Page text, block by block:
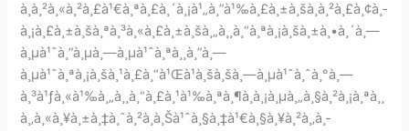
à¸­à¸²à¸«à¸²à¸£à¹€à¸ªà¸£à¸´à¸¡à¹„à¸”à¹‰à¸£à¸±à¸šà¸à¸²à¸£à¸¢à¸­
à¸¡à¸£à¸±à¸šà¸ªà¸³à¸«à¸£à¸±à¸šà¸„à¸¸à¸“à¸ªà¸¡à¸šà¸±à¸•à¸´à¸—
à¸µà¹ˆà¸”à¸µà¸—à¸µà¹ˆà¸ªà¸¸à¸”à¸—
à¸µà¹ˆà¸ªà¸¡à¸šà¸¹à¸£à¸“à¹Œà¹à¸šà¸šà¸—à¸µà¹ˆà¸ˆà¸°à¸—
à¸³à¹ƒà¸«à¹‰à¸„à¸¸à¸“à¸£à¸¹à¹‰à¸ªà¸¶à¸à¸¡à¸µà¸„à¸§à¸²à¸¡à¸ªà¸¸
à¸‚à¸«à¸¥à¸±à¸‡à¸ˆà¸²à¸à¸Šà¹ˆà¸§à¸‡à¹€à¸§à¸¥à¸²à¸‚à¸­